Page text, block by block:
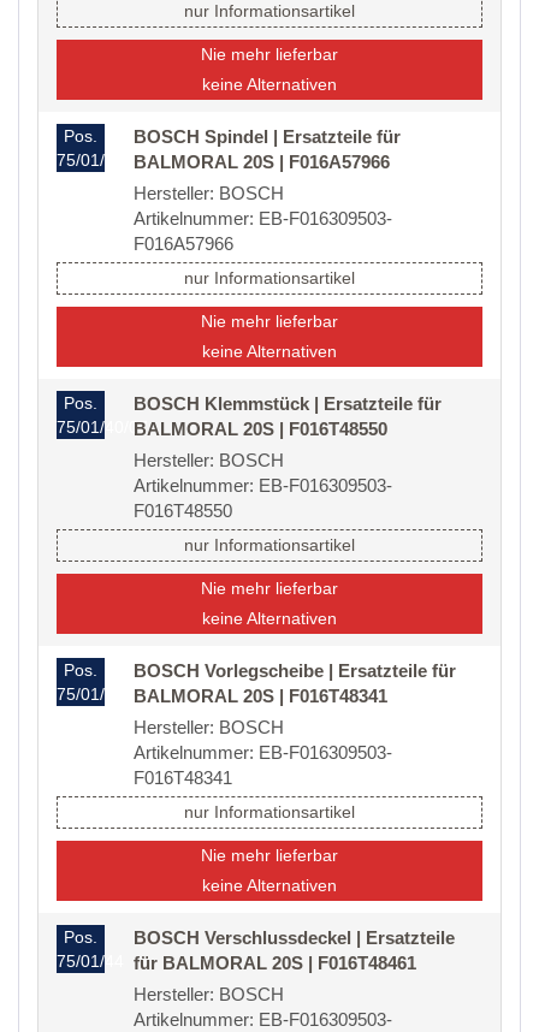
nur Informationsartikel
Nie mehr lieferbar
keine Alternativen
Pos.
75/01/40/02
BOSCH Spindel | Ersatzteile für
BALMORAL 20S | F016A57966
Hersteller: BOSCH
Artikelnummer: EB-F016309503-
F016A57966
nur Informationsartikel
Nie mehr lieferbar
keine Alternativen
Pos.
75/01/40/07
BOSCH Klemmstück | Ersatzteile für
BALMORAL 20S | F016T48550
Hersteller: BOSCH
Artikelnummer: EB-F016309503-
F016T48550
nur Informationsartikel
Nie mehr lieferbar
keine Alternativen
Pos.
75/01/40/20
BOSCH Vorlegscheibe | Ersatzteile für
BALMORAL 20S | F016T48341
Hersteller: BOSCH
Artikelnummer: EB-F016309503-
F016T48341
nur Informationsartikel
Nie mehr lieferbar
keine Alternativen
Pos.
75/01/44
BOSCH Verschlussdeckel | Ersatzteile
für BALMORAL 20S | F016T48461
Hersteller: BOSCH
Artikelnummer: EB-F016309503-